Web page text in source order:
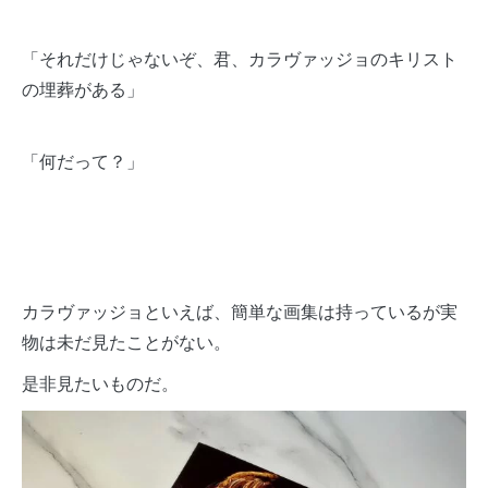
「それだけじゃないぞ、君、カラヴァッジョのキリスト
の埋葬がある」
「何だって？」
カラヴァッジョといえば、簡単な画集は持っているが実
物は未だ見たことがない。
是非見たいものだ。